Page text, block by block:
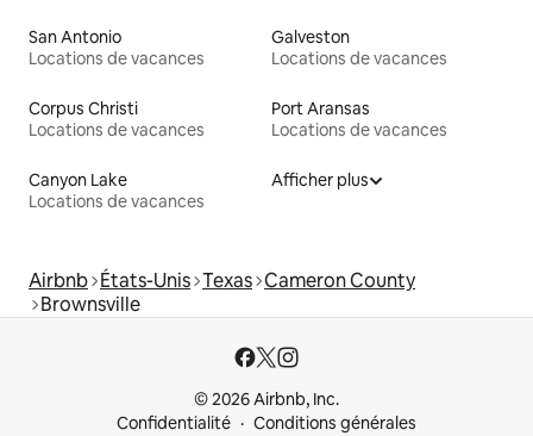
San Antonio
Locations de vacances
Galveston
Locations de vacances
Corpus Christi
Locations de vacances
Port Aransas
Locations de vacances
Canyon Lake
Locations de vacances
Afficher plus
Airbnb États-Unis Texas Cameron County
Brownsville
© 2026 Airbnb, Inc.
Confidentialité
Conditions générales